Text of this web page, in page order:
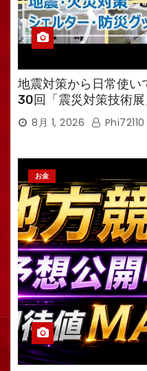
地震対策から日常使い
30回「震災対策技術
えるTV・高荷智也］
8月 1, 2026 Phi72110
お金